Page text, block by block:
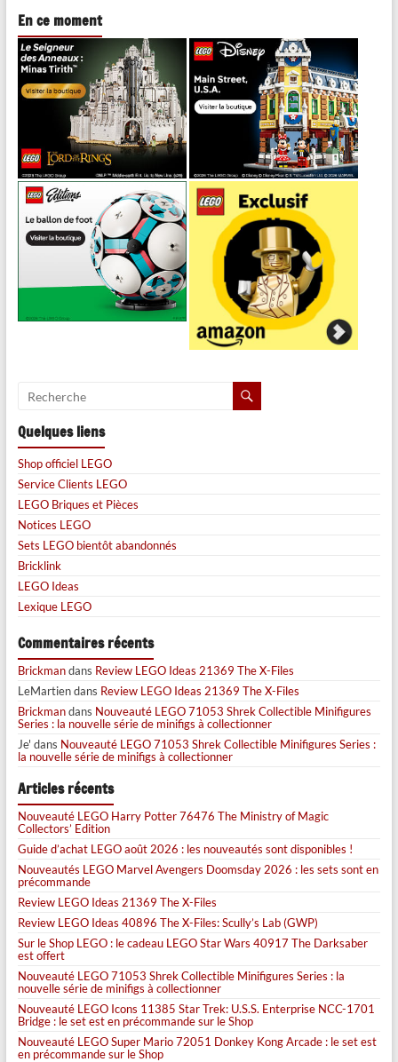
En ce moment
Quelques liens
Shop officiel LEGO
Service Clients LEGO
LEGO Briques et Pièces
Notices LEGO
Sets LEGO bientôt abandonnés
Bricklink
LEGO Ideas
Lexique LEGO
Commentaires récents
Brickmandans Review LEGO Ideas 21369 The X-Files
LeMartiendans Review LEGO Ideas 21369 The X-Files
Brickmandans Nouveauté LEGO 71053 Shrek Collectible Minifigures
Series : la nouvelle série de minifigs à collectionner
Je' dans Nouveauté LEGO 71053 Shrek Collectible Minifigures Series :
la nouvelle série de minifigs à collectionner
Articles récents
Nouveauté LEGO Harry Potter 76476 The Ministry of Magic
Collectors’ Edition
Guide d’achat LEGO août 2026 : les nouveautés sont disponibles !
Nouveautés LEGO Marvel Avengers Doomsday 2026 : les sets sont en
précommande
Review LEGO Ideas 21369 The X-Files
Review LEGO Ideas 40896 The X-Files: Scully’s Lab (GWP)
Sur le Shop LEGO : le cadeau LEGO Star Wars 40917 The Darksaber
est offert
Nouveauté LEGO 71053 Shrek Collectible Minifigures Series : la
nouvelle série de minifigs à collectionner
Nouveauté LEGO Icons 11385 Star Trek: U.S.S. Enterprise NCC-1701
Bridge : le set est en précommande sur le Shop
Nouveauté LEGO Super Mario 72051 Donkey Kong Arcade : le set est
en précommande sur le Shop